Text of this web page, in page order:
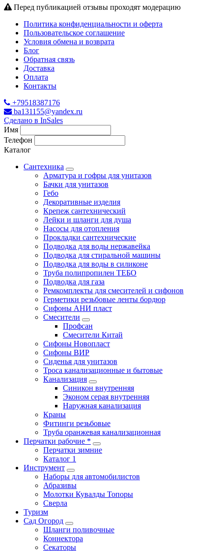
Перед публикацией отзывы проходят модерацию
Политика конфиденциальности и оферта
Пользовательское соглашение
Условия обмена и возврата
Блог
Обратная связь
Доставка
Оплата
Контакты
+79518387176
ba131155@yandex.ru
Сделано в InSales
Имя
Телефон
Каталог
Сантехника
Арматура и гофры для унитазов
Бачки для унитазов
Гебо
Декоративные изделия
Крепеж сантехнический
Лейки и шланги для душа
Насосы для отопления
Прокладки сантехнические
Подводка для воды нержавейка
Подводка для стиральной машины
Подводка для воды в силиконе
Труба полипропилен ТЕБО
Подводка для газа
Ремкомплекты для смесителей и сифонов
Герметики резьбовые ленты бордюр
Сифоны АНИ пласт
Смесители
Профсан
Смесители Китай
Сифоны Новопласт
Сифоны ВИР
Сиденья для унитазов
Троса канализационные и бытовые
Канализация
Синикон внутренняя
Эконом серая внутренняя
Наружная канализация
Краны
Фитинги резьбовые
Труба оранжевая канализационная
Перчатки рабочие *
Перчатки зимние
Каталог 1
Инструмент
Наборы для автомобилистов
Абразивы
Молотки Кувалды Топоры
Сверла
Туризм
Сад Огород
Шланги поливочные
Коннектора
Секаторы